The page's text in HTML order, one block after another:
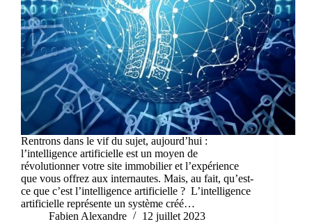
Rentrons dans le vif du sujet, aujourd’hui :
l’intelligence artificielle est un moyen de
révolutionner votre site immobilier et l’expérience
que vous offrez aux internautes. Mais, au fait, qu’est-
ce que c’est l’intelligence artificielle ? L’intelligence
artificielle représente un système créé…
Fabien Alexandre
12 juillet 2023